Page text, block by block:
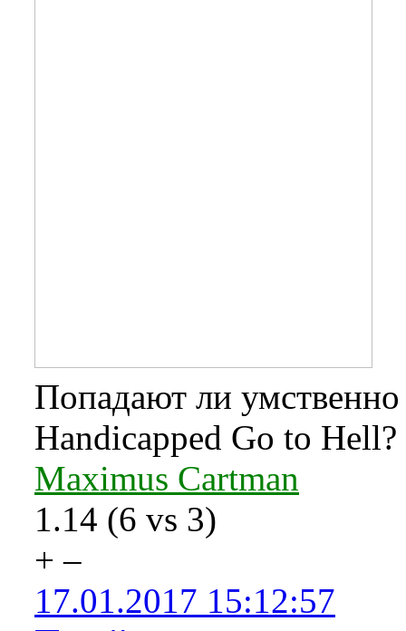
Попадают ли
Handicapped Go to Hell?
Maximus Cartman
1.14 (6 vs 3)
+ –
17.01.2017 15:12:57